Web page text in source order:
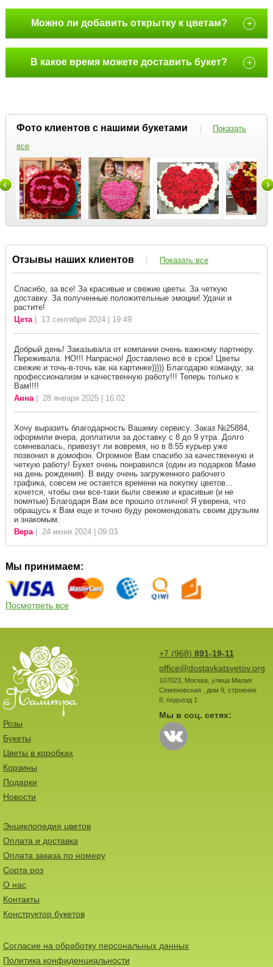
Можно ли добавить открытку к цветам? +
В какое время можете доставить букет? +
Фото клиентов с нашими букетами |
Показать
все
Отзывы наших клиентов | Показать все
Спасибо, за все! За красивые и свежие цветы. За четкую
доставку. За полученные положительные эмоции! Удачи и
растите!
Цета| 13 сентября 2024 | 19:49
Добрый день! Заказывала от компании очень важному партнеру.
Переживала. НО!!! Напрасно! Доставлено всё в срок! Цветы
свежие и точь-в-точь как на картинке))))) Благодарю команду, за
профессионализм и качественную работу!!! Теперь только к
Вам!!!!
Анна| 28 января 2025 | 16:02
Хочу выразить благодарность Вашему сервису. Заказ №25884,
оформили вчера, доплатили за доставку с 8 до 9 утра. Долго
сомневалась, привезут ли вовремя, но в 8:55 курьер уже
позвонил в домофон. Огромное Вам спасибо за качественную и
четкую работу! Букет очень понравился (один из подарков Маме
на день рождения). В виду очень загруженного рабочего
графика, совсем не остается времени на покупку цветов...
хочется, чтобы они все-таки были свежие и красивые (и не
помятые) Благодаря Вам все прошло отлично! Я уверена, что
обращусь к Вам еще и точно буду рекомендовать своим друзьям
и знакомым.
Вера| 24 июня 2024 | 09:03
Мы принимаем:
Посмотреть все
+7 (968) 891-19-11
office@dostavkatsvetov.org
107023, Москва, улица Малая
Семеновская , дом 9, строение
8, подъезд 1
Мы в соц. сетях:
Розы
Букеты
Цветы в коробках
Корзины
Подарки
Новости
Энциклопедия цветов
Оплата и доставка
Оплата заказа по номеру
Сорта роз
О нас
Контакты
Конструктор букетов
Согласие на обработку персональных данных
Политика конфиденциальности